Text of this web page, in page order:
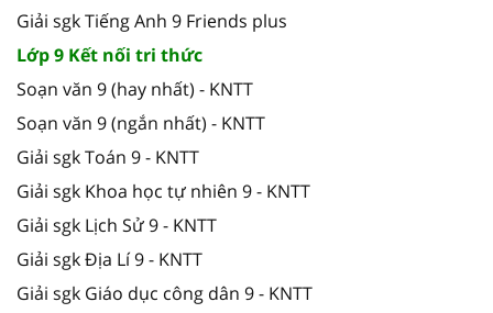
Giải sgk Tiếng Anh 9 Friends plus
Lớp 9 Kết nối tri thức
Soạn văn 9 (hay nhất) - KNTT
Soạn văn 9 (ngắn nhất) - KNTT
Giải sgk Toán 9 - KNTT
Giải sgk Khoa học tự nhiên 9 - KNTT
Giải sgk Lịch Sử 9 - KNTT
Giải sgk Địa Lí 9 - KNTT
Giải sgk Giáo dục công dân 9 - KNTT